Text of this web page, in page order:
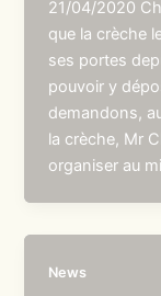
21/04/2020
que la crèche
ses portes
pouvoir y
demandons,
la crèche, Mr
organiser au
News